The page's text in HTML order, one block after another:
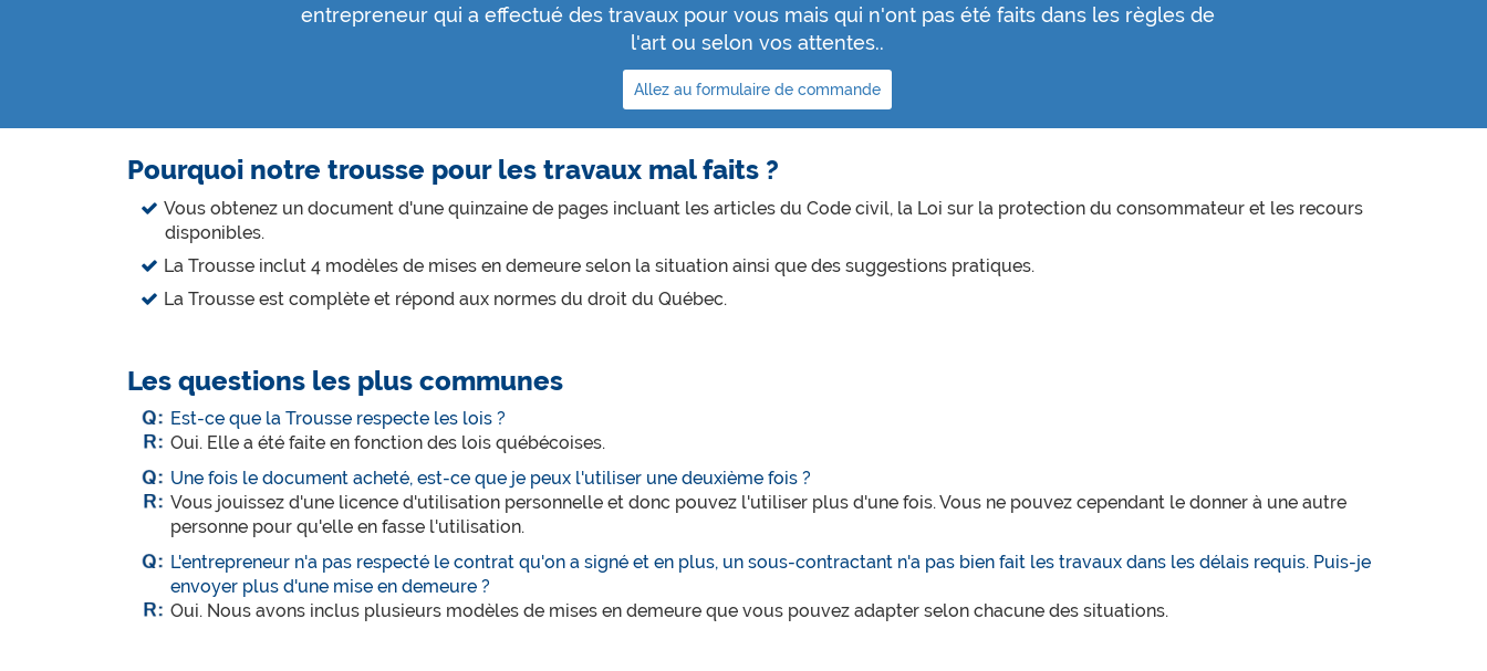
entrepreneur qui a effectué des travaux pour vous mais qui n'ont pas été faits dans les règles de
l'art ou selon vos attentes..
Allez au formulaire de commande
Pourquoi notre trousse pour les travaux mal faits ?
Vous obtenez un document d'une quinzaine de pages incluant les articles du Code civil, la Loi sur la protection du consommateur et les recours
disponibles.
La Trousse inclut 4 modèles de mises en demeure selon la situation ainsi que des suggestions pratiques.
La Trousse est complète et répond aux normes du droit du Québec.
Les questions les plus communes
Est-ce que la Trousse respecte les lois ?
Oui. Elle a été faite en fonction des lois québécoises.
Une fois le document acheté, est-ce que je peux l'utiliser une deuxième fois ?
Vous jouissez d'une licence d'utilisation personnelle et donc pouvez l'utiliser plus d'une fois. Vous ne pouvez cependant le donner à une autre
personne pour qu'elle en fasse l'utilisation.
L'entrepreneur n'a pas respecté le contrat qu'on a signé et en plus, un sous-contractant n'a pas bien fait les travaux dans les délais requis. Puis-je
envoyer plus d'une mise en demeure ?
Oui. Nous avons inclus plusieurs modèles de mises en demeure que vous pouvez adapter selon chacune des situations.